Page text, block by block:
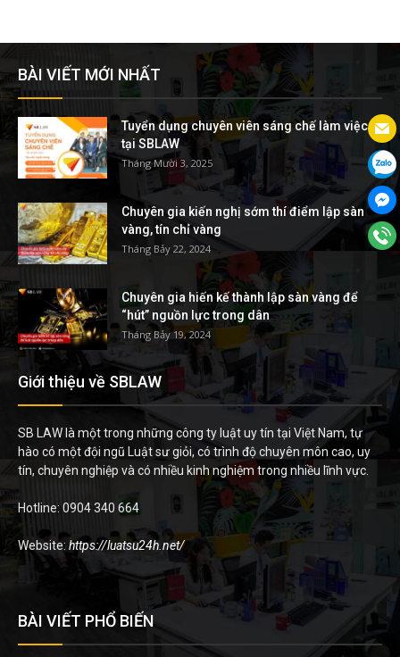
BÀI VIẾT MỚI NHẤT
Tuyển dụng chuyên viên sáng chế làm việc
tại SBLAW
Tháng Mười 3, 2025
Chuyên gia kiến nghị sớm thí điểm lập sàn
vàng, tín chỉ vàng
Tháng Bảy 22, 2024
Chuyên gia hiến kế thành lập sàn vàng để
“hút” nguồn lực trong dân
Tháng Bảy 19, 2024
Giới thiệu về SBLAW
SB LAW là một trong những công ty luật uy tín tại Việt Nam, tự
hào có một đội ngũ Luật sư giỏi, có trình độ chuyên môn cao, uy
tín, chuyên nghiệp và có nhiều kinh nghiệm trong nhiều lĩnh vực.
Hotline: 0904 340 664
Website: https://luatsu24h.net/
BÀI VIẾT PHỔ BIẾN